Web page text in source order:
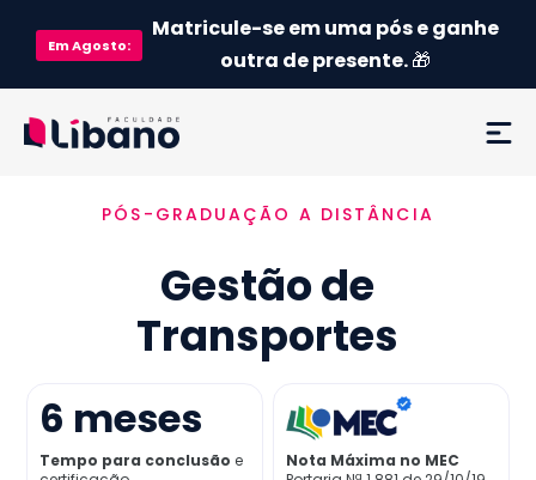
EmAgosto:
Matricule-se em uma pós e ganhe
outra de presente.🎁
Ementa
Como funciona
Credenciamento MEC
Preço
PÓS-GRADUAÇÃO A DISTÂNCIA
Gestão de
Transportes
6 meses
Tempo para conclusão e
Nota Máxima no MEC